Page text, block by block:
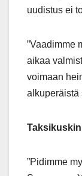
uudistus ei
”Vaadimme
aikaa
voimaan
alkuperäistä
”Pidimme